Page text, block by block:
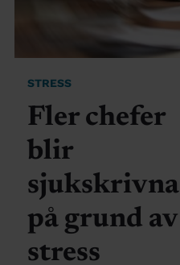
STRESS
Fler chefer
blir
sjukskrivna
på grund av
stress